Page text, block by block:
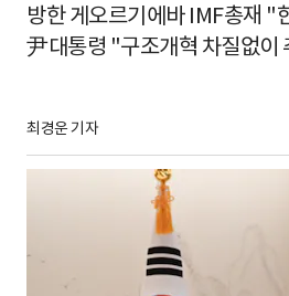
방한 게오르기에바 IMF총재 "
尹대통령 "구조개혁 차질없이
최경운 기자